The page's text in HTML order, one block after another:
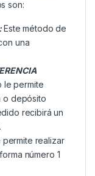
son:
Este método de
una
le permite
o depósito
recibirá un
realizar
número 1